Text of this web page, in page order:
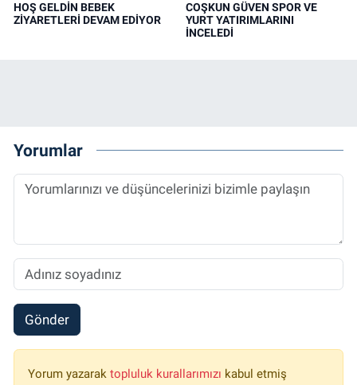
HOŞ GELDİN BEBEK
ZİYARETLERİ DEVAM EDİYOR
COŞKUN GÜVEN SPOR VE
YURT YATIRIMLARINI
İNCELEDİ
Yorumlar
Gönder
Yorum yazarak topluluk kurallarımızı kabul etmiş